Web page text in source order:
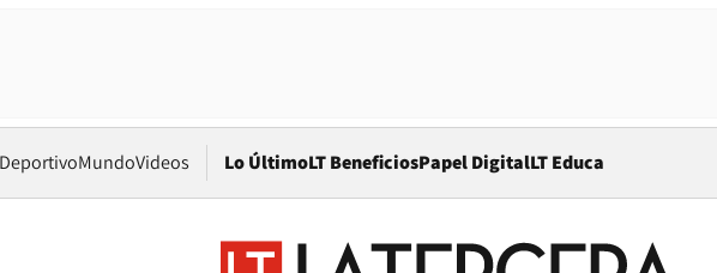
MundoVideos Lo ÚltimoLT BeneficiosPapel DigitalOpens in new window
LT Educa